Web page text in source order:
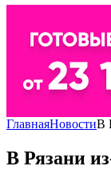
ГлавнаяНовостиВ
В Рязани